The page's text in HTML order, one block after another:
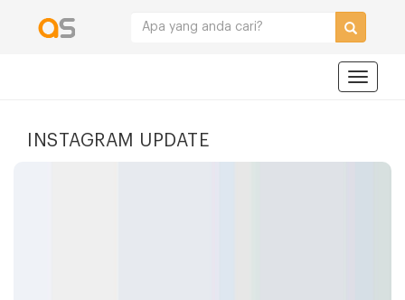
INSTAGRAM UPDATE